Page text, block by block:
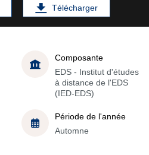
Télécharger
Composante
EDS - Institut d'études
à distance de l'EDS
(IED-EDS)
Période de l'année
Automne